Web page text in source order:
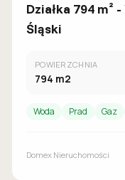
Działka 794 m²
Śląski
POWIERZCHNIA
794 m2
Woda Prad Gaz
Domex Nieruchomości